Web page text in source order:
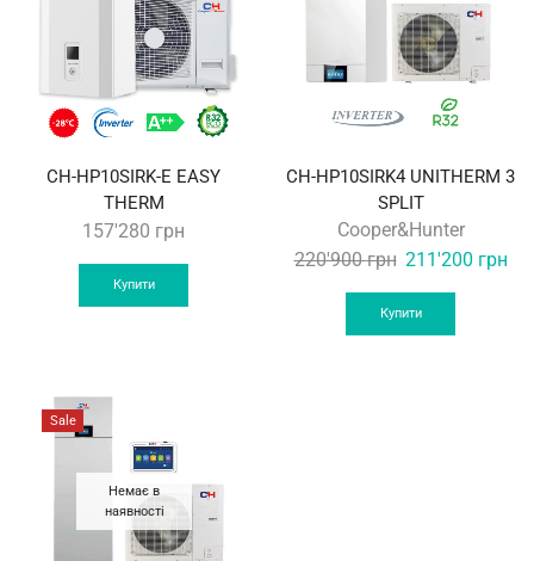
CH-HP10SIRK-E EASY
THERM
157'280 грн
Купити
CH-HP10SIRK4 UNITHERM 3
SPLIT
Cooper&Hunter
220'900грн Original
was:
211'200 грн
Купити
Sale
Немає в
наявності